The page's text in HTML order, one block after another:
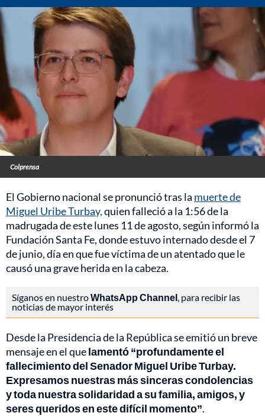
Colprensa
El Gobierno nacional se pronunció tras la muerte de
Miguel Uribe Turbay,quien falleció a la 1:56 de la
madrugada de este lunes 11 de agosto, según informó la
Fundación Santa Fe, donde estuvo internado desde el 7
de junio, día en que fue víctima de un atentado que le
causó una grave herida en la cabeza.
Síganos en nuestroWhatsApp Channel, para recibir las
noticias de mayor interés
Desde la Presidencia de la República se emitió un breve
mensaje en el quelamentó “profundamente el
fallecimiento del Senador Miguel Uribe Turbay.
Expresamos nuestras más sinceras condolencias
y toda nuestra solidaridad a su familia, amigos, y
seres queridos en este difícil momento”.